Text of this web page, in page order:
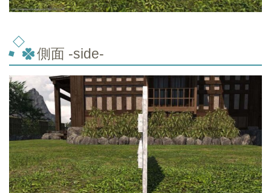
側面 -side-